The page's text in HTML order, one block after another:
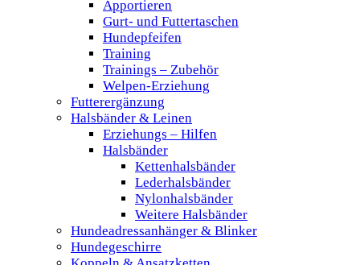
Apportieren
Gurt- und Futtertaschen
Hundepfeifen
Training
Trainings – Zubehör
Welpen-Erziehung
Futterergänzung
Halsbänder & Leinen
Erziehungs – Hilfen
Halsbänder
Kettenhalsbänder
Lederhalsbänder
Nylonhalsbänder
Weitere Halsbänder
Hundeadressanhänger & Blinker
Hundegeschirre